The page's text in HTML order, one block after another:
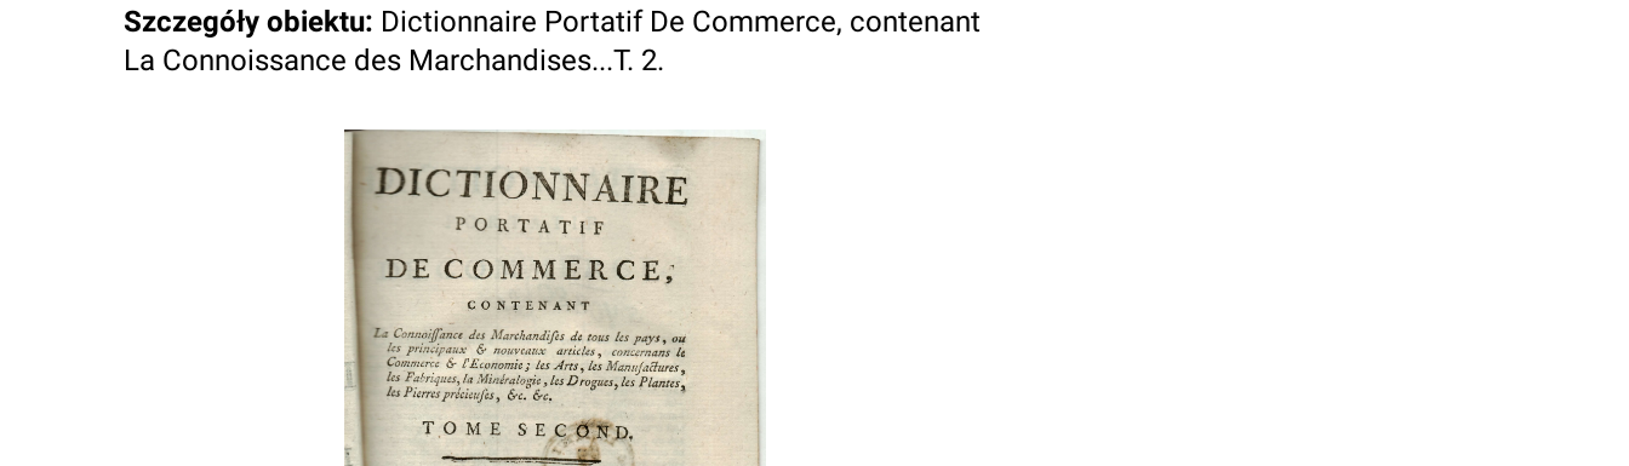
Szczegóły obiektu: Dictionnaire Portatif De Commerce, contenant
La Connoissance des Marchandises...T. 2.